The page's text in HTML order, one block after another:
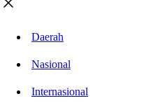
Daerah
Nasional
Internasional